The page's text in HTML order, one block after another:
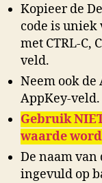
Kopieer de
code is uniek
met CTRL-C,
veld.
Neem ook de
AppKey-veld.
Gebruik
waarde
De naam
ingevuld op